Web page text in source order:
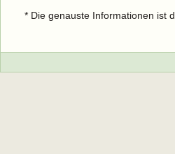
* Die genauste Informationen ist